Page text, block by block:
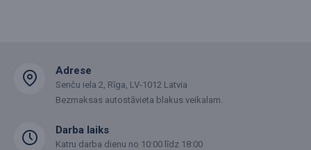
Adrese
Senču iela 2, Rīga, LV-1012 Latvia
Bezmaksas autostāvieta blakus veikalam.
Darba laiks
Katru darba dienu no 10:00 līdz 18:00